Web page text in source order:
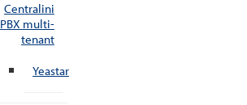
Centralini
PBX multi-
tenant
Yeastar